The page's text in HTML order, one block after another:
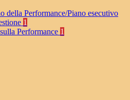
della Performance/Piano esecutivo
1
Performance 1